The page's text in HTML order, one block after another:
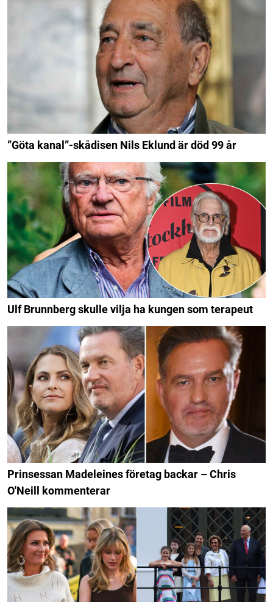
”Göta kanal”-skådisen Nils Eklund är död 99 år
Ulf Brunnberg skulle vilja ha kungen som terapeut
Prinsessan Madeleines företag backar – Chris
O'Neill kommenterar